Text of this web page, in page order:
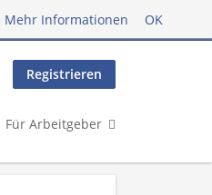
Mehr Informationen OK
Registrieren
Für Arbeitgeber